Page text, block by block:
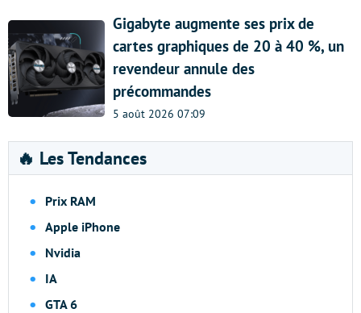
Gigabyte augmente ses prix de
cartes graphiques de 20 à 40 %, un
revendeur annule des
précommandes
5 août 2026 07:09
🔥 Les Tendances
Prix RAM
Apple iPhone
Nvidia
IA
GTA 6